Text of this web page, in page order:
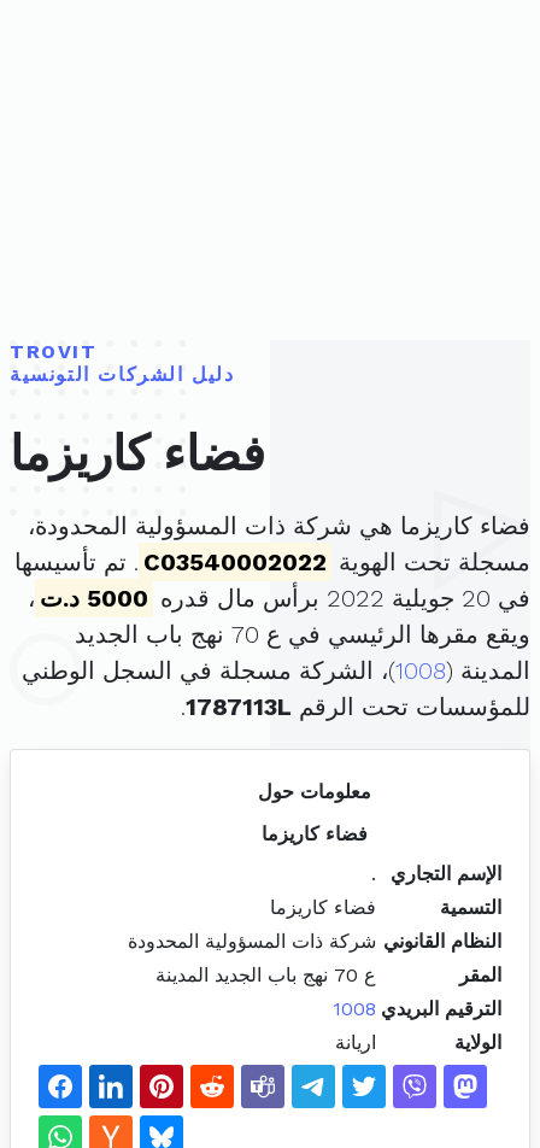
TROVIT
دليل الشركات التونسية
فضاء كاريزما
فضاء كاريزما هي شركة ذات المسؤولية المحدودة،
مسجلة تحت الهوية C03540002022 . تم تأسيسها
في 20 جويلية 2022 برأس مال قدره
5000 د.ت
،
ويقع مقرها الرئيسي في ع 70 نهج باب الجديد
المدينة (1008)، الشركة مسجلة في السجل الوطني
للمؤسسات تحت الرقم 1787113L
.
معلومات حول
فضاء كاريزما
الإسم التجاري
.
التسمية
فضاء كاريزما
النظام القانوني شركة ذات المسؤولية المحدودة
المقر
ع 70 نهج باب الجديد المدينة
الترقيم البريدي 1008
الولاية
اريانة